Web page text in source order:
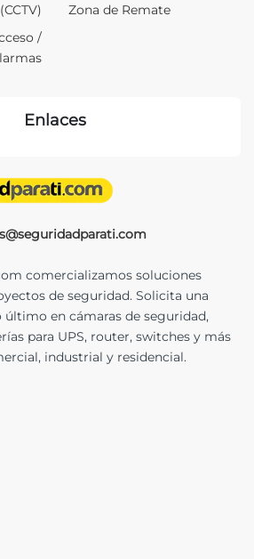
comercializamos soluciones
de seguridad. Solicita una
en cámaras de seguridad,
para UPS, router, switches y más
industrial y residencial.
/
Zona de Remate
Enlaces